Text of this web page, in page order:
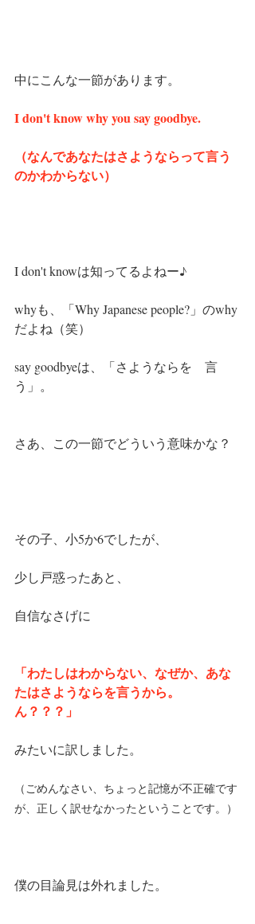
中にこんな一節があります。
I don't know why you say goodbye.
（なんであなたはさようならって言う
のかわからない）
I don't knowは知ってるよねー♪
whyも、「Why Japanese people?」のwhy
だよね（笑）
say goodbyeは、「さようならを　言
う」。
さあ、この一節でどういう意味かな？
その子、小5か6でしたが、
少し戸惑ったあと、
自信なさげに
「わたしはわからない、なぜか、あな
たはさようならを言うから。
ん？？？」
みたいに訳しました。
（ごめんなさい、ちょっと記憶が不正確です
が、正しく訳せなかったということです。）
僕の目論見は外れました。